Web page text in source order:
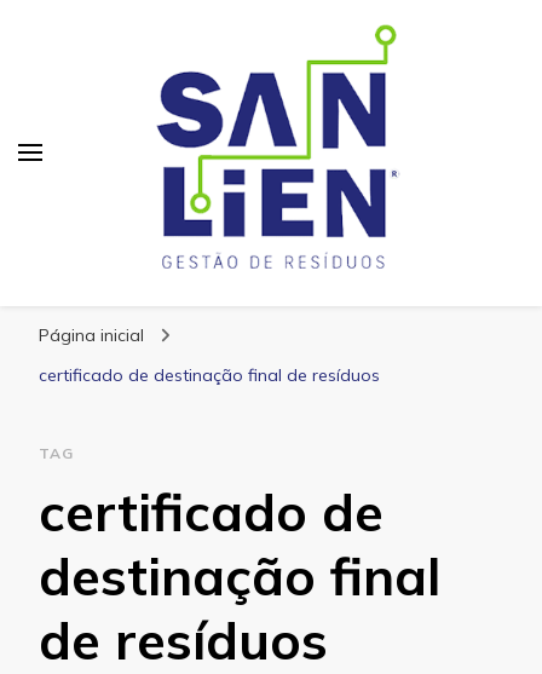
Página inicial
certificado de destinação final de resíduos
TAG
certificado de
destinação final
de resíduos